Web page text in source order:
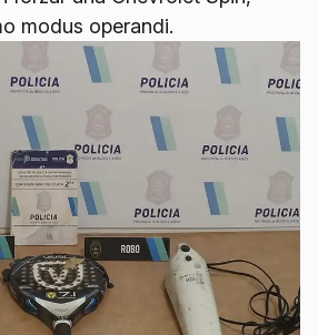
modus operandi.